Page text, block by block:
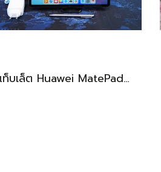
แท็บเล็ต Huawei MatePad 11.5 Wi-Fi (6+128) Midnight Grey มีปากกามาให้ พร้อมใช้งาน ราคาเพียง 6,490.-